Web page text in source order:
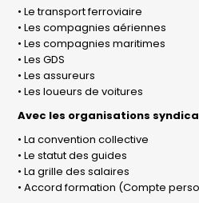
• Le transport ferroviaire
• Les compagnies aériennes
• Les compagnies maritimes
• Les GDS
• Les assureurs
• Les loueurs de voitures
Avec les organisations
• La convention collective
• Le statut des guides
• La grille des salaires
• Accord formation (Compte